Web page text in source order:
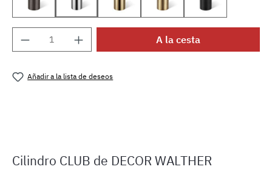
Bronce oscuro 0855117
Cromado 0855100Dorado 0855120Dorado mate 0855182
Negro mate
Cantidad del producto: introduce la
A la cesta
Añadir a la lista de deseos
Cilindro CLUB de DECOR WALTHER